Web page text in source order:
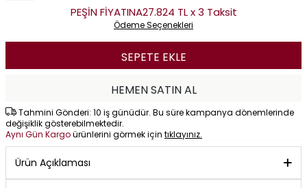
PEŞİN FİYATINA27.824 TL x 3 Taksit
Ödeme Seçenekleri
SEPETE EKLE
HEMEN SATIN AL
Tahmini Gönderi: 10 iş günüdür. Bu süre kampanya dönemlerinde
değişiklik gösterebilmektedir.
Aynı Gün Kargoürünlerini görmek için tıklayınız.
Ürün Açıklaması